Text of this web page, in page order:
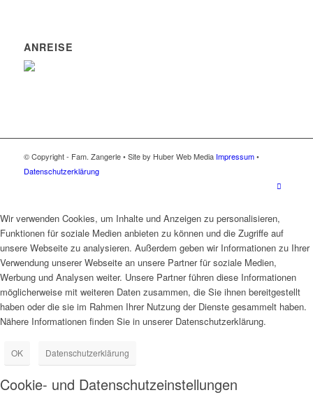
ANREISE
© Copyright - Fam. Zangerle • Site by Huber Web Media Impressum•
Datenschutzerklärung
Wir verwenden Cookies, um Inhalte und Anzeigen zu personalisieren,
Funktionen für soziale Medien anbieten zu können und die Zugriffe auf
unsere Webseite zu analysieren. Außerdem geben wir Informationen zu Ihrer
Verwendung unserer Webseite an unsere Partner für soziale Medien,
Werbung und Analysen weiter. Unsere Partner führen diese Informationen
möglicherweise mit weiteren Daten zusammen, die Sie ihnen bereitgestellt
haben oder die sie im Rahmen Ihrer Nutzung der Dienste gesammelt haben.
Nähere Informationen finden Sie in unserer Datenschutzerklärung.
OK Datenschutzerklärung
Cookie- und Datenschutzeinstellungen